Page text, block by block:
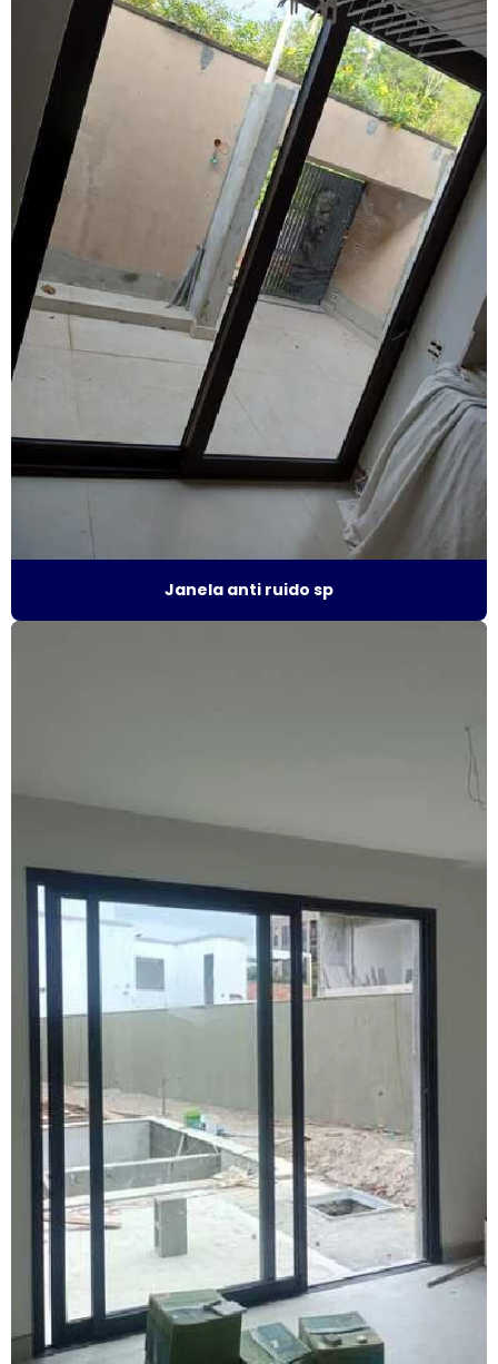
Esquadria de alumínio preço metro
Esquadria com persiana
Esquadrias acústicas
Esquadrias acústicas de alumínio
Esquadrias de alto padrão
Esquadrias alumínio acústicas
Esquadrias de alumínio alto padrão
Esquadrias de alumínio fábrica
Esquadrias de alumínio isolamento acústico
Esquadrias de alumínio janelas e portas
Esquadrias de alumínio janelas valor
Esquadrias de alumínio maxim ar
Esquadrias de alumínio preço m2
Esquadrias de alumínio em são paulo
Esquadrias de alumínio valor
Esquadrias anti ruído
Esquadrias condomínio
Esquadrias com isolamento acústico
Esquadrias com persianas integradas
Esquadrias termo acústicas
Fábrica de esquadrias
Fábrica esquadrias de alumínio
Fábrica de esquadrias de alumínio em são paulo
Janela anti ruido sp